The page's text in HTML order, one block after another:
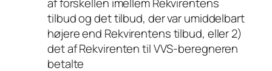
af forskellen imellem Rekvirentens
tilbud og det tilbud, der var umiddelbart
højere end Rekvirentens tilbud, eller 2)
det af Rekvirenten til VVS-beregneren
betalte